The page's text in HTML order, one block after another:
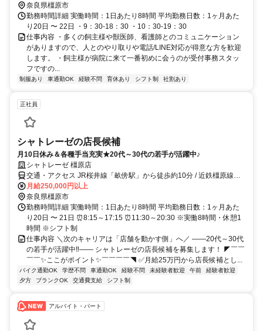
奈良県橿原市
勤務時間詳細 実働時間：1日あたり8時間 平均勤務日数：1ヶ月あた
り20日 〜 22日 ・9：30-18：30 ・10：30-19：30
仕事内容 ・多くの飼主様や獣医師、看護師とのコミュニケーション
がありますので、人とのやり取りや電話/LINE対応が得意な方を歓迎
します。 ・飼主様が病院に来て一番初めに会うのが受付事務スタッ
フですの...
制服あり 車通勤OK 経験不問 育休あり シフト制 社割あり
正社員
シャトレーゼの店長候補
月10日休み＆各種手当充実★20代～30代の若手が活躍中♪
シャトレーゼ 橿原店
交通・アクセス JR桜井線「畝傍駅」から徒歩約10分 / 近鉄橿原線
「八木西口駅」から徒歩約15分
月給250,000円以上
奈良県橿原市
勤務時間詳細 実働時間：1日あたり8時間 平均勤務日数：1ヶ月あた
り20日 〜 21日 ⏰8:15～17:15 ⏰11:30～20:30 ※実働8時間・休憩1
時間 ※シフト制
仕事内容 ＼次のキャリアは「店舗を動かす側」へ／ ――20代～30代
の若手が活躍中‼―― シャトレーゼの店長候補を募集します！ ◤￣￣
￣￣✨ここがポイント✨￣￣￣￣◥ ✅月給25万円から店長候補とし...
バイク通勤OK 学歴不問 車通勤OK 経験不問 未経験者歓迎 午前
経験者歓迎
夕方
ブランクOK 交通費支給 シフト制
アルバイト・パート